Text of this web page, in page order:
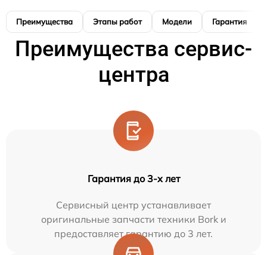
Преимущества Этапы работ Модели Гарантия
Преимущества сервис-
центра
Гарантия до 3-х лет
Сервисный центр устанавливает
оригинальные запчасти техники Bork и
предоставляет гарантию до 3 лет.